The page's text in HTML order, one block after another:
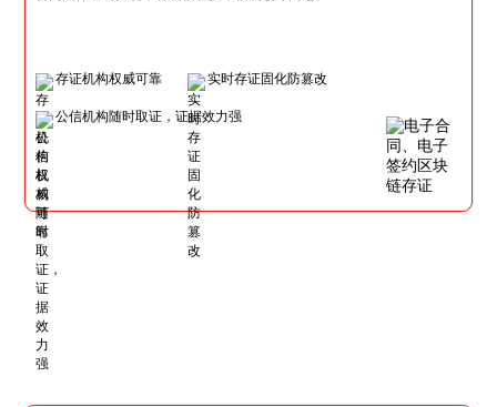
存证机构权威可靠 实时存证固化防篡改
公信机构随时取证，证据效力强